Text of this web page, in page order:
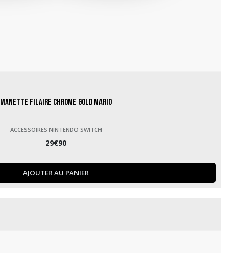
Manette Filaire Chrome Gold Mario
ACCESSOIRES NINTENDO SWITCH
29€90
AJOUTER AU PANIER